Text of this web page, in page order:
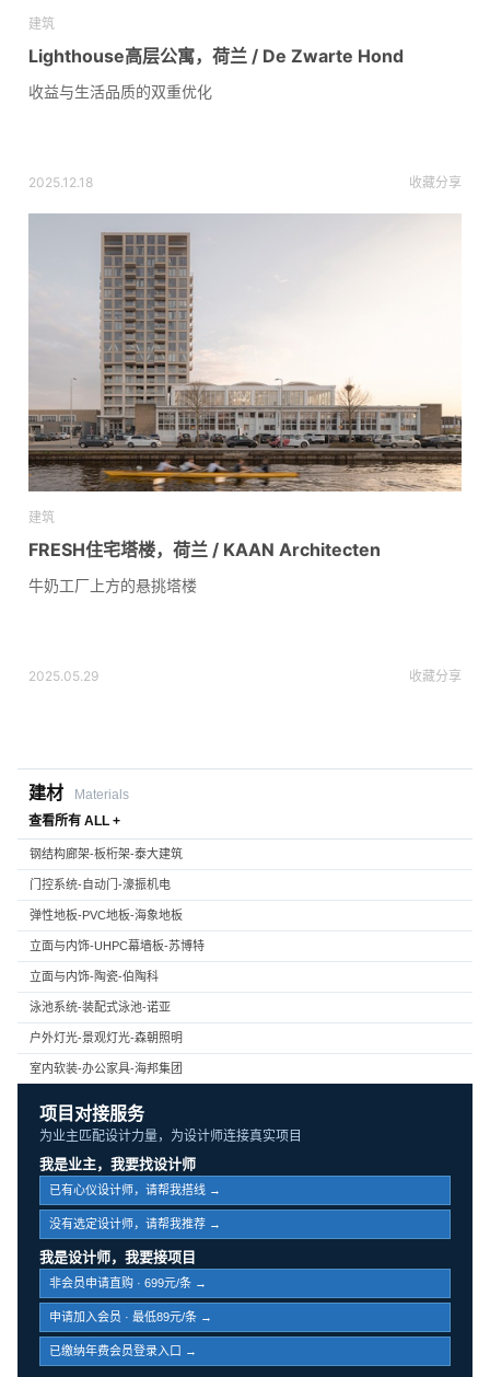
建筑
Lighthouse高层公寓，荷兰 / De Zwarte Hond
收益与生活品质的双重优化
2025.12.18 收藏分享
建筑
FRESH住宅塔楼，荷兰 / KAAN Architecten
牛奶工厂上方的悬挑塔楼
2025.05.29 收藏分享
建材
Materials
查看所有 ALL +
钢结构廊架-板桁架-泰大建筑
门控系统-自动门-濠振机电
弹性地板-PVC地板-海象地板
立面与内饰-UHPC幕墙板-苏博特
立面与内饰-陶瓷-伯陶科
泳池系统-装配式泳池-诺亚
户外灯光-景观灯光-森朝照明
室内软装-办公家具-海邦集团
项目对接服务
为业主匹配设计力量，为设计师连接真实项目
我是业主，我要找设计师
已有心仪设计师，请帮我搭线 →
没有选定设计师，请帮我推荐 →
我是设计师，我要接项目
非会员申请直购 · 699元/条 →
申请加入会员 · 最低89元/条 →
已缴纳年费会员登录入口 →